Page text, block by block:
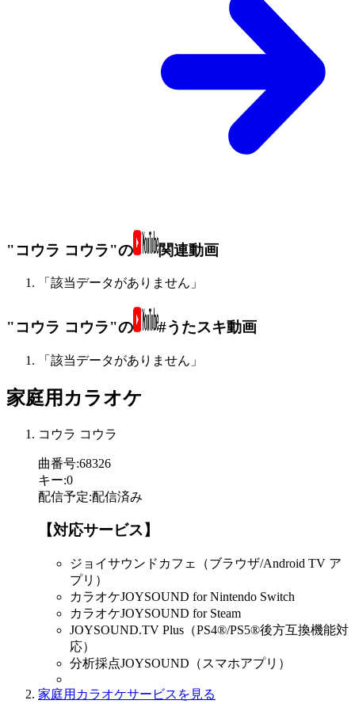
"コウラ コウラ"の 関連動画
「該当データがありません」
"コウラ コウラ"の #うたスキ動画
「該当データがありません」
家庭用カラオケ
コウラ コウラ
曲番号:68326
キー:0
配信予定:配信済み
【対応サービス】
ジョイサウンドカフェ（ブラウザ/Android TV ア
プリ）
カラオケJOYSOUND for Nintendo Switch
カラオケJOYSOUND for Steam
JOYSOUND.TV Plus（PS4®/PS5®後方互換機能対
応）
分析採点JOYSOUND（スマホアプリ）
家庭用カラオケサービスを見る